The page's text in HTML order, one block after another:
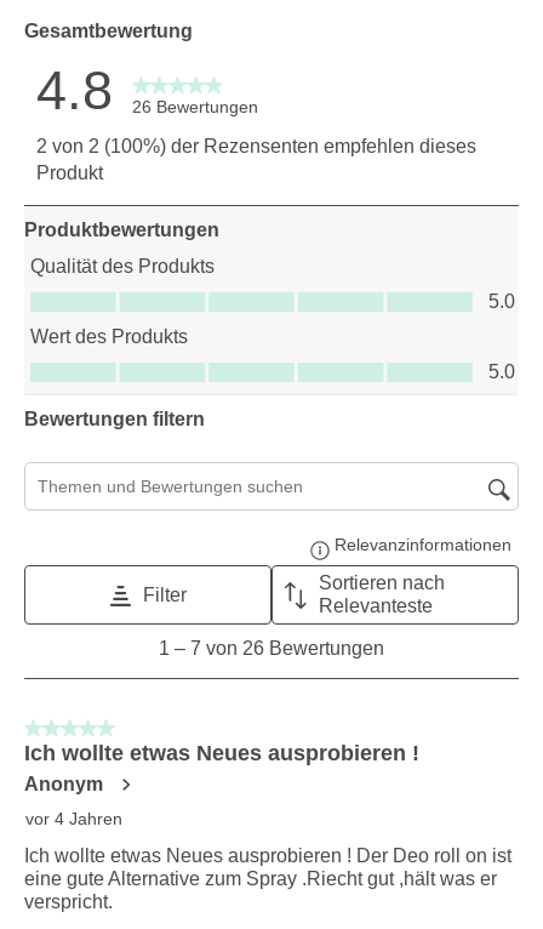
Gesamtbewertung
4.8 26 Bewertungen
2 von 2 (100%) der Rezensenten empfehlen dieses
Produkt
Produktbewertungen
Qualität des Produkts
Qualität des Produkts, 5.0 von 5
5.0
Wert des Produkts
Wert des Produkts, 5.0 von 5
5.0
Bewertungen filtern
Suchthemen und Bewertungen Suchregion
Relevanzinformationen
Filter
Sortieren nach
Relevanteste
von
26
Bewertungen.
1 – 7 von 26 Bewertungen
5 von 5 Sternen.
Ich wollte etwas Neues ausprobieren !
Anonym
vor 4 Jahren
Ich wollte etwas Neues ausprobieren ! Der Deo roll on ist
eine gute Alternative zum Spray .Riecht gut ,hält was er
verspricht.